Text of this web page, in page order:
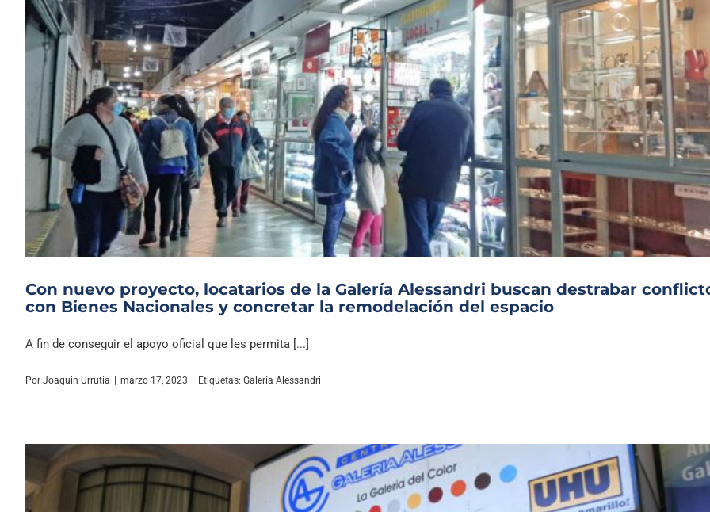
Con nuevo proyecto, locatarios de la Galería Alessandri buscan destrabar
con Bienes Nacionales y concretar la remodelación del espacio
A fin de conseguir el apoyo oficial que les permita [...]
Por Joaquin Urrutia | marzo 17, 2023 | Etiquetas: Galería Alessandri